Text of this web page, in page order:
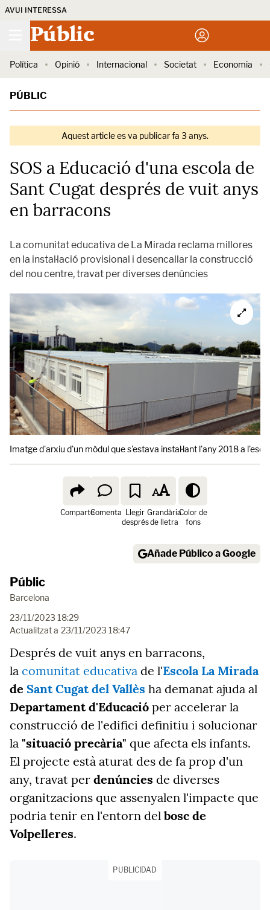
AVUI INTERESSA
Públic
Política Opinió Internacional Societat Economia
PÚBLIC
Aquest article es va publicar fa 3 anys.
SOS a Educació d'una escola de
Sant Cugat després de vuit anys
en barracons
La comunitat educativa de La Mirada reclama millores
en la instal·lació provisional i desencallar la construcció
del nou centre, travat per diverses denúncies
Imatge d'arxiu d'un mòdul que s'estava instal·lant l'any 2018 a
ComparteComenta Llegir
després
Grandària
de lletra
Color de
fons
Añade Público a Google
Públic
Barcelona
23/11/2023 18:29
Actualitzat a 23/11/2023 18:47
Després de vuit anys en barracons,
la comunitat educativa de l'Escola La Mirada
de Sant Cugat del Vallès ha demanat ajuda al
Departament d'Educació per accelerar la
construcció de l'edifici definitiu i solucionar
la "situació precària" que afecta els infants.
El projecte està aturat des de fa prop d'un
any, travat per denúncies de diverses
organitzacions que assenyalen l'impacte que
podria tenir en l'entorn del bosc de
Volpelleres.
PUBLICIDAD